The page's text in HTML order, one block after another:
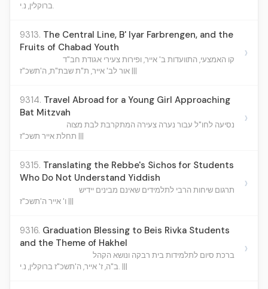
ברוקלין, נ.י.
9313. The Central Line, B' Iyar Farbrengen, and the
Fruits of Chabad Youth
קו האמצעי, התוועדות ב' אייר, ופירות צעירי אגודת חב"ד
אור לב' אייר, ת"ת שבת"ת, ה'תשכ"ז |||
›
9314. Travel Abroad for a Young Girl Approaching
Bat Mitzvah
נסיעה לחו"ל עבור נערה צעירה המתקרבת לבת מצוה
תחלת אייר תשכ"ז |||
›
9315. Translating the Rebbe's Sichos for Students
Who Do Not Understand Yiddish
תרגום שיחות הרבי לתלמידים שאינם מבינים יידיש
ו' אייר ה'תשכ"ז |||
›
9316. Graduation Blessing to Beis Rivka Students
and the Theme of Hakhel
ברכת סיום לתלמידות בית רבקה ונושא הקהל
ב"ה, ז' אייר, ה'תשכ"ז ברוקלין, נ.י. |||
›